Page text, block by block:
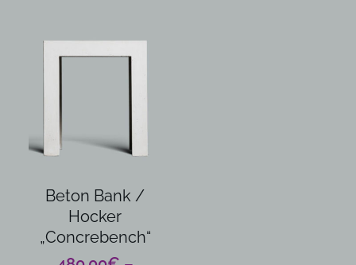
Beton Bank /
Hocker
„Concrebench“
Dieses
Produkt
Die
auf
der
Produktseite
gewählt